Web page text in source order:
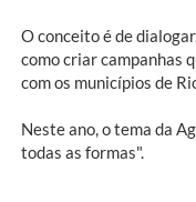
O conceito é de
como criar campanhas
com os municípios de
Neste ano, o tema da
todas as formas".